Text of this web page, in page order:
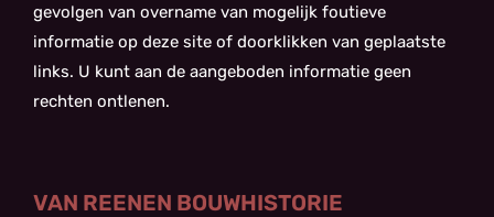
gevolgen van overname van mogelijk foutieve
informatie op deze site of doorklikken van geplaatste
links. U kunt aan de aangeboden informatie geen
rechten ontlenen.
VAN REENEN BOUWHISTORIE